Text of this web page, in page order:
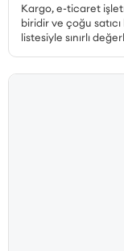
Kargo, e-ticaret
biridir ve çoğu
listesiyle sınırlı